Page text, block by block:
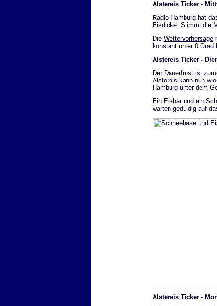
Alstereis Ticker -
Radio Hamburg hat
Eisdicke. Stimmt die
Die Wettervorhersage
konstant unter 0 Grad
Alstereis Ticker -
Der Dauerfrost ist
Alstereis kann nun
Hamburg unter dem
Ein Eisbär und ein
warten geduldig auf
Alstereis Ticker -